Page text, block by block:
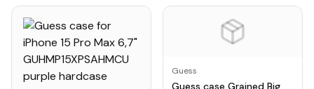
Guess
Guess case Grained Big